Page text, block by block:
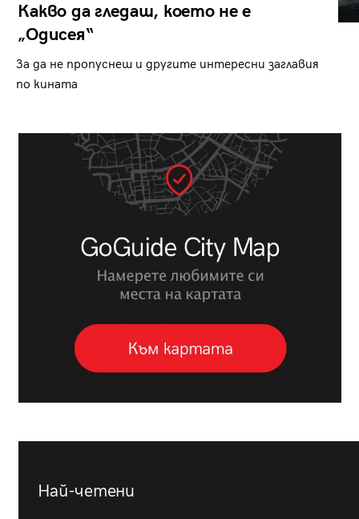
Какво да гледаш, което не е
„Одисея“
За да не пропуснеш и другите интересни заглавия
по кината
Най-четени